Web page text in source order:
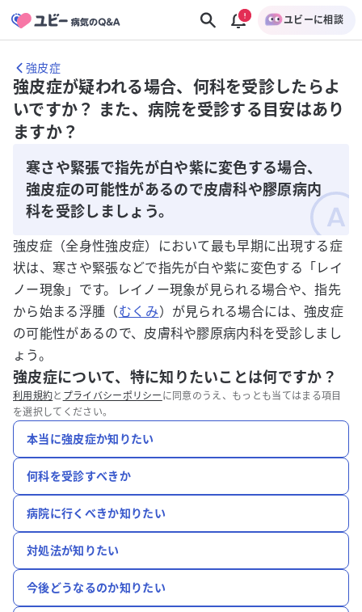
ユビーに相談
強皮症
強皮症が疑われる場合、何科を受診したらよ
いですか？ また、病院を受診する目安はあり
ますか？
寒さや緊張で指先が白や紫に変色する場合、
強皮症の可能性があるので皮膚科や膠原病内
科を受診しましょう。
強皮症（全身性強皮症）において最も早期に出現する症
状は、寒さや緊張などで指先が白や紫に変色する「レイ
ノー現象」です。レイノー現象が見られる場合や、指先
から始まる浮腫（むくみ）が見られる場合には、強皮症
の可能性があるので、皮膚科や膠原病内科を受診しまし
ょう。
強皮症について、特に知りたいことは何ですか？
利用規約と プライバシーポリシー に同意のうえ、もっとも当てはまる項目
を選択してください。
本当に強皮症か知りたい
何科を受診すべきか
病院に行くべきか知りたい
対処法が知りたい
今後どうなるのか知りたい